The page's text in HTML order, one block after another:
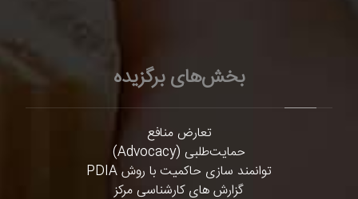
بخش‌های برگزیده
تعارض منافع
حمایت‌طلبی (Advocacy)
توانمند سازی حاکمیت با روش PDIA
گزارش های کارشناسی مرکز